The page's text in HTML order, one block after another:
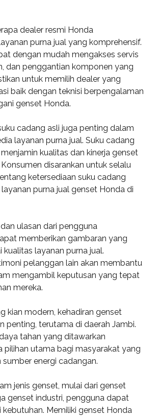
dealer resmi Honda
purna jual yang komprehensif.
dengan mudah mengakses servis
dan penggantian komponen yang
untuk memilih dealer yang
baik dengan teknisi berpengalaman
genset Honda.
cadang asli juga penting dalam
layanan purna jual. Suku cadang
kualitas dan kinerja genset
disarankan untuk selalu
ketersediaan suku cadang
purna jual genset Honda di
ulasan dari pengguna
memberikan gambaran yang
kualitas layanan purna jual.
pelanggan lain akan membantu
mengambil keputusan yang tepat
mereka.
kian modern, kehadiran genset
penting, terutama di daerah Jambi.
tahan yang ditawarkan
pilihan utama bagi masyarakat yang
energi cadangan.
jenis genset, mulai dari genset
genset industri, pengguna dapat
kebutuhan. Memiliki genset Honda